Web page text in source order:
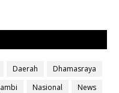
Daerah
Dhamasraya
Nasional
News